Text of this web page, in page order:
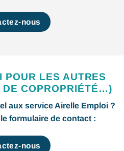
nous
POUR LES AUTRES
DE COPROPRIÉTÉ…)
aux service Airelle Emploi ?
formulaire de contact :
nous